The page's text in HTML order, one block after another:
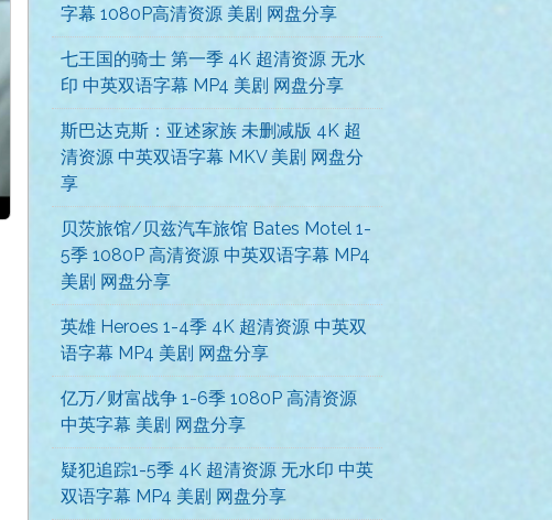
字幕 1080P高清资源 美剧 网盘分享
七王国的骑士 第一季 4K 超清资源 无水
印 中英双语字幕 MP4 美剧 网盘分享
斯巴达克斯：亚述家族 未删减版 4K 超
清资源 中英双语字幕 MKV 美剧 网盘分
享
贝茨旅馆/贝兹汽车旅馆 Bates Motel 1-
5季 1080P 高清资源 中英双语字幕 MP4
美剧 网盘分享
英雄 Heroes 1-4季 4K 超清资源 中英双
语字幕 MP4 美剧 网盘分享
亿万/财富战争 1-6季 1080P 高清资源
中英字幕 美剧 网盘分享
疑犯追踪1-5季 4K 超清资源 无水印 中英
双语字幕 MP4 美剧 网盘分享